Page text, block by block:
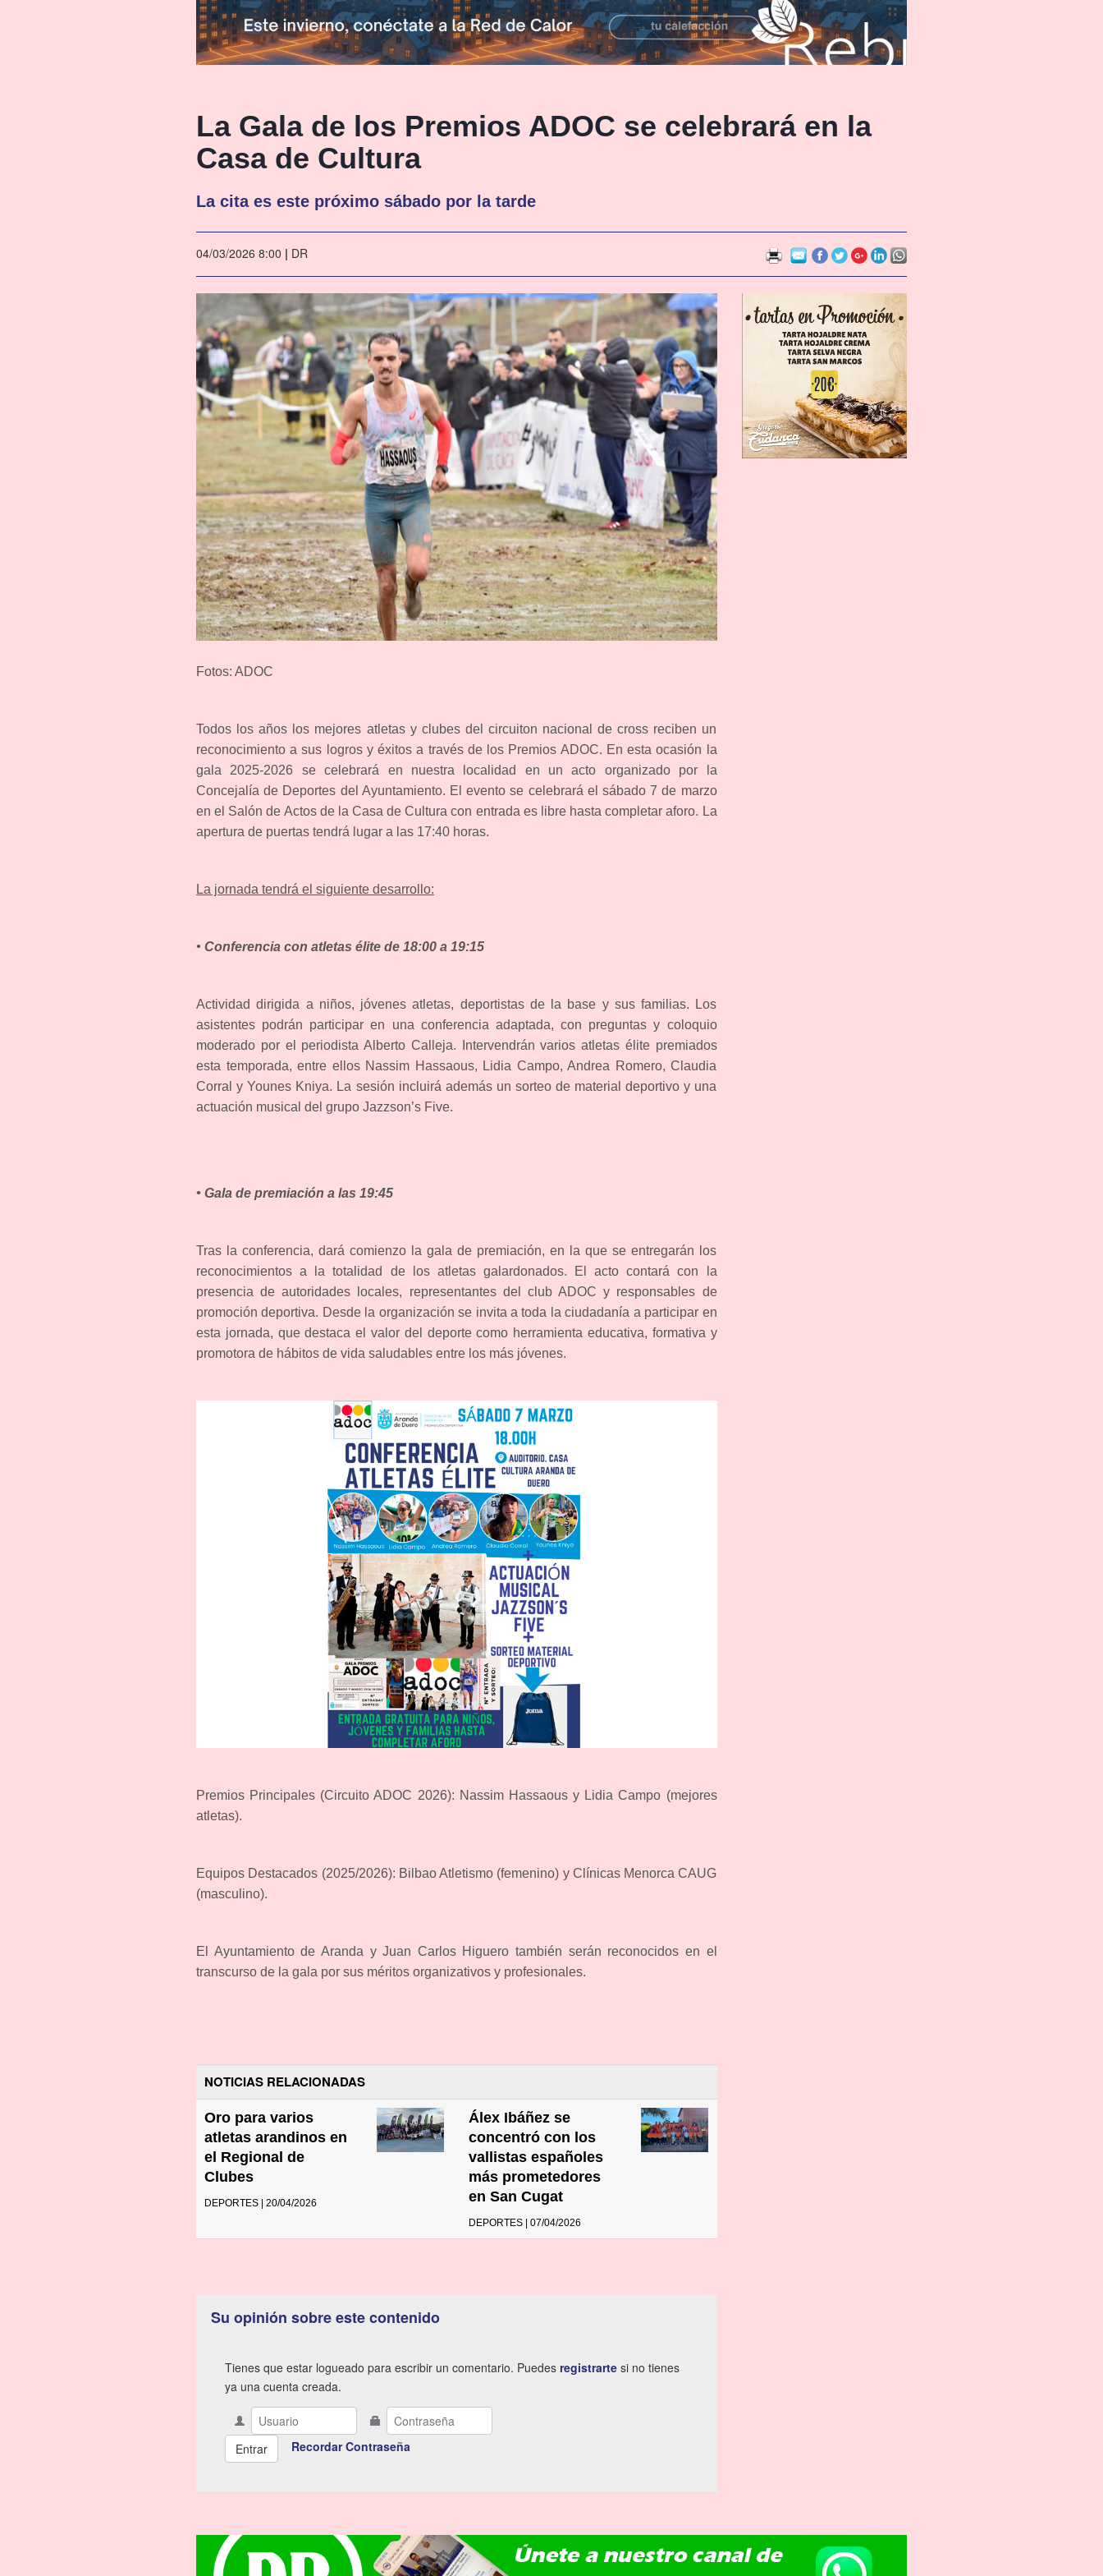
La Gala de los Premios ADOC se celebrará en la
Casa de Cultura
La cita es este próximo sábado por la tarde
04/03/2026 8:00 | DR
Fotos: ADOC
Todos los años los mejores atletas y clubes del circuiton nacional de cross reciben un
reconocimiento a sus logros y éxitos a través de los Premios ADOC. En esta ocasión la
gala 2025-2026 se celebrará en nuestra localidad en un acto organizado por la
Concejalía de Deportes del Ayuntamiento. El evento se celebrará el sábado 7 de marzo
en el Salón de Actos de la Casa de Cultura con entrada es libre hasta completar aforo. La
apertura de puertas tendrá lugar a las 17:40 horas.
La jornada tendrá el siguiente desarrollo:
• Conferencia con atletas élite de 18:00 a 19:15
Actividad dirigida a niños, jóvenes atletas, deportistas de la base y sus familias. Los
asistentes podrán participar en una conferencia adaptada, con preguntas y coloquio
moderado por el periodista Alberto Calleja. Intervendrán varios atletas élite premiados
esta temporada, entre ellos Nassim Hassaous, Lidia Campo, Andrea Romero, Claudia
Corral y Younes Kniya. La sesión incluirá además un sorteo de material deportivo y una
actuación musical del grupo Jazzson’s Five.
• Gala de premiación a las 19:45
Tras la conferencia, dará comienzo la gala de premiación, en la que se entregarán los
reconocimientos a la totalidad de los atletas galardonados. El acto contará con la
presencia de autoridades locales, representantes del club ADOC y responsables de
promoción deportiva. Desde la organización se invita a toda la ciudadanía a participar en
esta jornada, que destaca el valor del deporte como herramienta educativa, formativa y
promotora de hábitos de vida saludables entre los más jóvenes.
Premios Principales (Circuito ADOC 2026): Nassim Hassaous y Lidia Campo (mejores
atletas).
Equipos Destacados (2025/2026): Bilbao Atletismo (femenino) y Clínicas Menorca CAUG
(masculino).
El Ayuntamiento de Aranda y Juan Carlos Higuero también serán reconocidos en el
transcurso de la gala por sus méritos organizativos y profesionales.
NOTICIAS RELACIONADAS
Oro para varios
atletas arandinos en
el Regional de
Clubes
DEPORTES | 20/04/2026
Álex Ibáñez se
concentró con los
vallistas españoles
más prometedores
en San Cugat
DEPORTES | 07/04/2026
Su opinión sobre este contenido
Tienes que estar logueado para escribir un comentario. Puedes registrarte si no tienes
ya una cuenta creada.
Recordar Contraseña